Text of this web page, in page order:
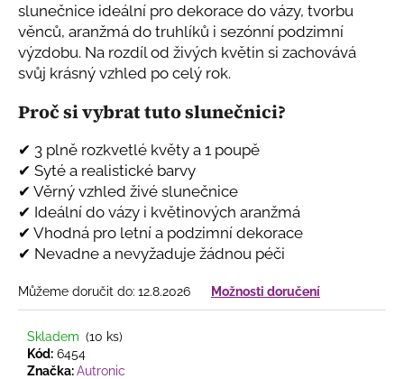
slunečnice ideální pro dekorace do vázy, tvorbu
věnců, aranžmá do truhlíků i sezónní podzimní
výzdobu. Na rozdíl od živých květin si zachovává
svůj krásný vzhled po celý rok.
Proč si vybrat tuto slunečnici?
✔ 3 plně rozkvetlé květy a 1 poupě
✔ Syté a realistické barvy
✔ Věrný vzhled živé slunečnice
✔ Ideální do vázy i květinových aranžmá
✔ Vhodná pro letní a podzimní dekorace
✔ Nevadne a nevyžaduje žádnou péči
Můžeme doručit do: 12.8.2026 Možnosti doručení
Skladem (10 ks)
Kód: 6454
Značka:Autronic
D
o
p
o
r
u
č
u
j
e
m
e
DOMEK
KERAMICKÝ
415
Kč